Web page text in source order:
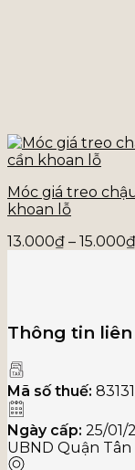
Móc giá treo
khoan lỗ
13.000₫ – 15.000₫
Thông tin liên
Mã số thuế:
Ngày cấp: 25/01/
UBND Quận